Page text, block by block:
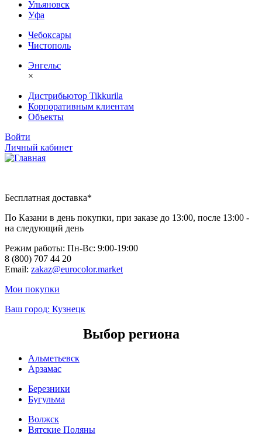
Ульяновск
Уфа
Чебоксары
Чистополь
Энгельс
×
Дистрибьютор Tikkurila
Корпоративным клиентам
Объекты
Войти
Личный кабинет
Бесплатная доставка*
По Казани в день покупки, при заказе до 13:00, после 13:00 -
на следующий день
Режим работы: Пн-Вc: 9:00-19:00
8 (800) 707 44 20
Email: zakaz@eurocolor.market
Мои покупки
Ваш город: Кузнецк
Выбор региона
Альметьевск
Арзамас
Березники
Бугульма
Волжск
Вятские Поляны